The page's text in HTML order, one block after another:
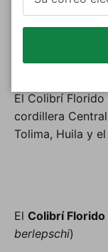
is listed as
El Colibrí Florido
cordillera
Tolima, Huila y
El Colibrí
berlepschi)